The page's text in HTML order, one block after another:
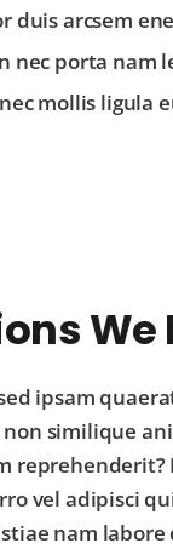
duis arcsem
nec porta nam
mollis ligula
We
ipsam
similique
reprehenderit?
vel adipisci
nam